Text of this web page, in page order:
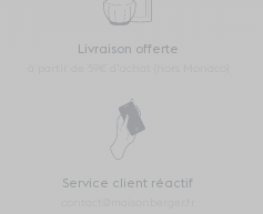
Livraison offerte
Service client réactif